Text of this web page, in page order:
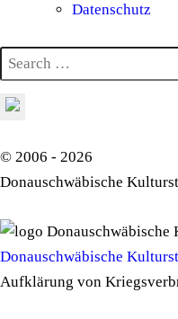
Datenschutz
© 2006 - 2026
Donauschwäbische
Donauschwäbische
Aufklärung von